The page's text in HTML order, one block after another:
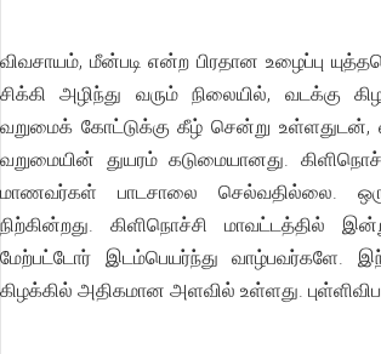
விவசாயம், மீன்படி என்ற பிரதான உழைப்பு
சிக்கி அழிந்து வரும் நிலையில், வடக்கு
வறுமைக் கோட்டுக்கு கீழ் சென்று உள்ளதுடன்,
வறுமையின் துயரம் கடுமையானது.
மாணவர்கள் பாடசாலை செல்வதில்லை.
நிற்கின்றது. கிளிநொச்சி மாவட்டத்தில்
மேற்பட்டோர் இடம்பெயர்ந்து வாழ்பவர்களே.
கிழக்கில் அதிகமான அளவில் உள்ளது.